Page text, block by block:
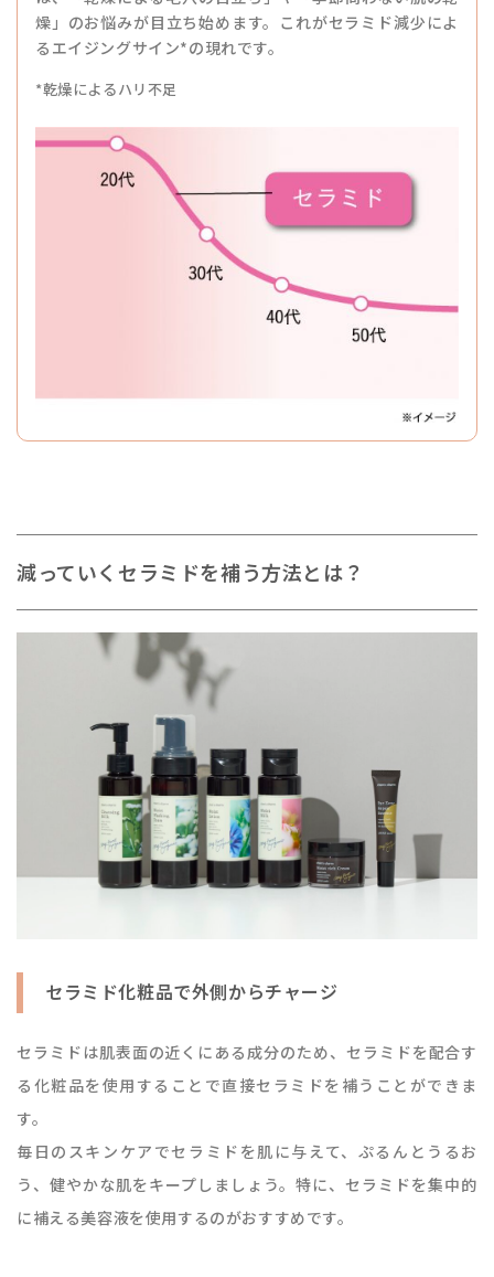
燥」のお悩みが目立ち始めます。これがセラミド減少によ
るエイジングサイン*の現れです。
*乾燥によるハリ不足
減っていくセラミドを補う方法とは？
セラミド化粧品で外側からチャージ
セラミドは肌表面の近くにある成分のため、セラミドを配合す
る化粧品を使用することで直接セラミドを補うことができま
す。
毎日のスキンケアでセラミドを肌に与えて、ぷるんとうるお
う、健やかな肌をキープしましょう。特に、セラミドを集中的
に補える美容液を使用するのがおすすめです。